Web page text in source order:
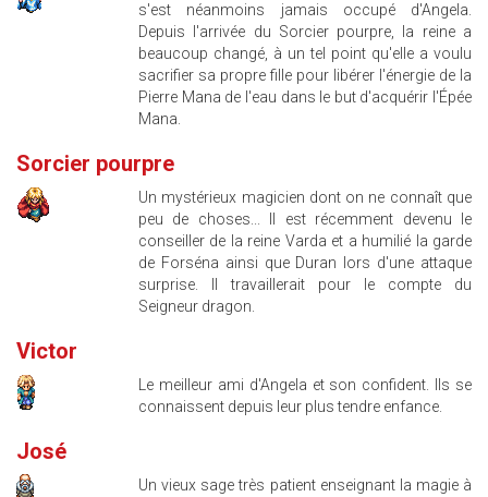
s'est néanmoins jamais occupé d'Angela.
Depuis l'arrivée du Sorcier pourpre, la reine a
beaucoup changé, à un tel point qu'elle a voulu
sacrifier sa propre fille pour libérer l'énergie de la
Pierre Mana de l'eau dans le but d'acquérir l'Épée
Mana.
Sorcier pourpre
Un mystérieux magicien dont on ne connaît que
peu de choses... Il est récemment devenu le
conseiller de la reine Varda et a humilié la garde
de Forséna ainsi que Duran lors d'une attaque
surprise. Il travaillerait pour le compte du
Seigneur dragon.
Victor
Le meilleur ami d'Angela et son confident. Ils se
connaissent depuis leur plus tendre enfance.
José
Un vieux sage très patient enseignant la magie à